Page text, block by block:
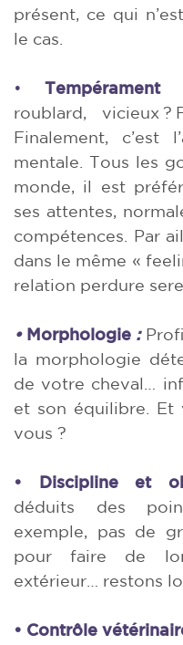
présent, ce qui
le cas.
•Tempérament
roublard, vicieux
Finalement, c’est
mentale. Tous les
monde, il est
ses attentes,
compétences. Par
dans le même «
relation perdure
• Morphologie :
la morphologie
de votre cheval…
et son équilibre. Et
vous ?
• Discipline et
déduits des
exemple, pas de
pour faire de
extérieur… restons
• Contrôle